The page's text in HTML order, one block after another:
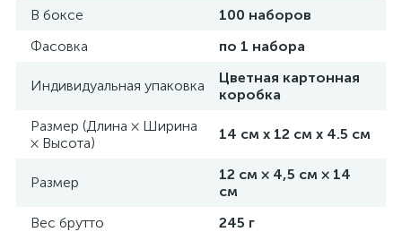
В боксе
100 наборов
Фасовка
по 1 набора
Индивидуальная упаковка
Цветная картонная
коробка
Размер (Длина × Ширина
× Высота)
14 см х 12 см х 4.5 см
Размер
12 см × 4,5 см × 14
см
Вес брутто
245 г